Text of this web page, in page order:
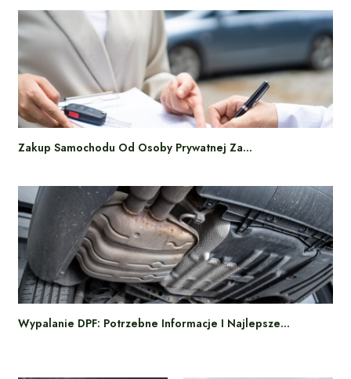
Zakup Samochodu Od Osoby Prywatnej Za…
Wypalanie DPF: Potrzebne Informacje I Najlepsze…